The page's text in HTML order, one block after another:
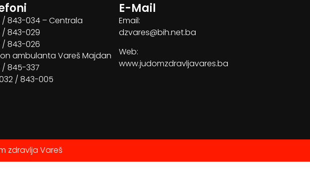
/ 843-034 – Centrala
/ 843-029
/ 843-026
ambulanta Vareš Majdan
/ 845-337
/ 843-005
E-Mail
Email:
dzvares@bih.net.ba
Web:
www.judomzdravljavares.ba
zdravlja Vareš